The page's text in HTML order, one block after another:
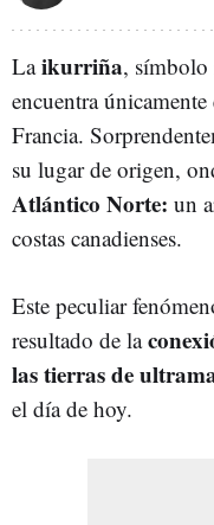
Laikurriña, símbolo
encuentra únicamente
Francia.
su lugar de origen,
Atlántico Norte: un
costas canadienses.
Este peculiar
resultado de la
las tierras de
el día de hoy.